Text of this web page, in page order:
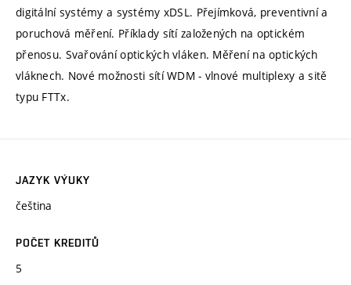
digitální systémy a systémy xDSL. Přejímková, preventivní a
poruchová měření. Příklady sítí založených na optickém
přenosu. Svařování optických vláken. Měření na optických
vláknech. Nové možnosti sítí WDM - vlnové multiplexy a sitě
typu FTTx.
JAZYK VÝUKY
čeština
POČET KREDITŮ
5